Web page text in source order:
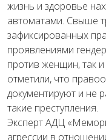
жизнь и здоровье
автоматами. Свыше
зафиксированных
проявлениями
против женщин, так
отметили, что
документируют и не
такие преступления.
Эксперт АДЦ
агрессии в